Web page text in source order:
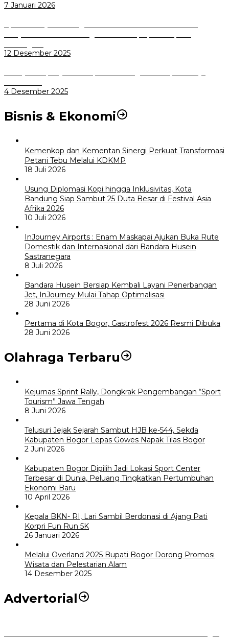
7 Januari 2026
12 Desember 2025
4 Desember 2025
Bisnis & Ekonomi
Kemenkop dan Kementan Sinergi Perkuat Transformasi
Petani Tebu Melalui KDKMP
18 Juli 2026
Usung Diplomasi Kopi hingga Inklusivitas, Kota
Bandung Siap Sambut 25 Duta Besar di Festival Asia
Afrika 2026
10 Juli 2026
InJourney Airports : Enam Maskapai Ajukan Buka Rute
Domestik dan Internasional dari Bandara Husein
Sastranegara
8 Juli 2026
Bandara Husein Bersiap Kembali Layani Penerbangan
Jet, InJourney Mulai Tahap Optimalisasi
28 Juni 2026
Pertama di Kota Bogor, Gastrofest 2026 Resmi Dibuka
28 Juni 2026
Olahraga Terbaru
Kejurnas Sprint Rally, Dongkrak Pengembangan “Sport
Tourism” Jawa Tengah
8 Juni 2026
Telusuri Jejak Sejarah Sambut HJB ke-544, Sekda
Kabupaten Bogor Lepas Gowes Napak Tilas Bogor
2 Juni 2026
Kabupaten Bogor Dipilih Jadi Lokasi Sport Center
Terbesar di Dunia, Peluang Tingkatkan Pertumbuhan
Ekonomi Baru
10 April 2026
Kepala BKN- RI, Lari Sambil Berdonasi di Ajang Pati
Korpri Fun Run 5K
26 Januari 2026
Melalui Overland 2025 Bupati Bogor Dorong Promosi
Wisata dan Pelestarian Alam
14 Desember 2025
Advertorial